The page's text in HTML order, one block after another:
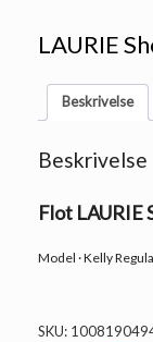
LAURIE
Beskrivelse
Beskrivelse
Flot LAURIE
Model · Kelly
SKU: